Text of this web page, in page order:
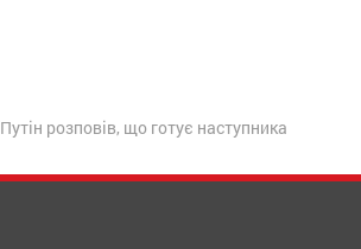
Путін розповів, що готує наступника